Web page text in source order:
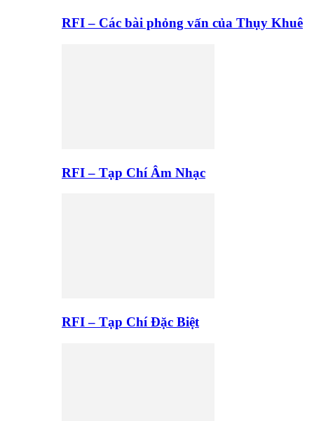
RFI – Các bài phỏng vấn của Thụy Khuê
RFI – Tạp Chí Âm Nhạc
RFI – Tạp Chí Đặc Biệt